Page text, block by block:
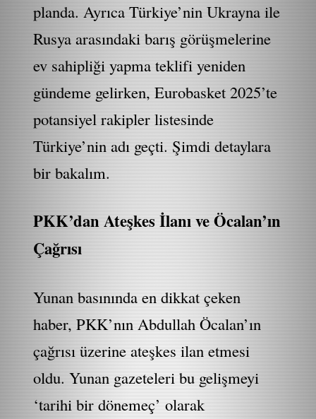
planda. Ayrıca Türkiye’nin Ukrayna ile
Rusya arasındaki barış görüşmelerine
ev sahipliği yapma teklifi yeniden
gündeme gelirken, Eurobasket 2025’te
potansiyel rakipler listesinde
Türkiye’nin adı geçti. Şimdi detaylara
bir bakalım.
PKK’dan Ateşkes İlanı ve Öcalan’ın
Çağrısı
Yunan basınında en dikkat çeken
haber, PKK’nın Abdullah Öcalan’ın
çağrısı üzerine ateşkes ilan etmesi
oldu. Yunan gazeteleri bu gelişmeyi
‘tarihi bir dönemeç’ olarak